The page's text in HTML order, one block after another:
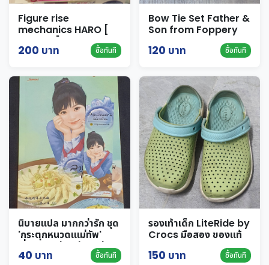
Figure rise
mechanics HARO [
bandai ] มือสอง ของ
แท้
200 บาท ซื้อทันที
Bow Tie Set Father &
Son from Foppery
120 บาท ซื้อทันที
นิบายแปล มากกว่ารัก ชุด
'กระตุกหนวดเแม่ทัพ'
เรื่อง ลวงล่อแม่ทัพไม่มา
เยือน
40 บาท ซื้อทันที
รองเท้าเด็ก LiteRide by
Crocs มือสอง ของแท้
150 บาท ซื้อทันที